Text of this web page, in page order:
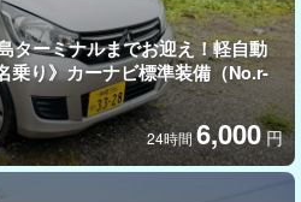
ターミナルまでお迎え！軽自動
り》カーナビ標準装備（No.r-
24時間 6,000 円